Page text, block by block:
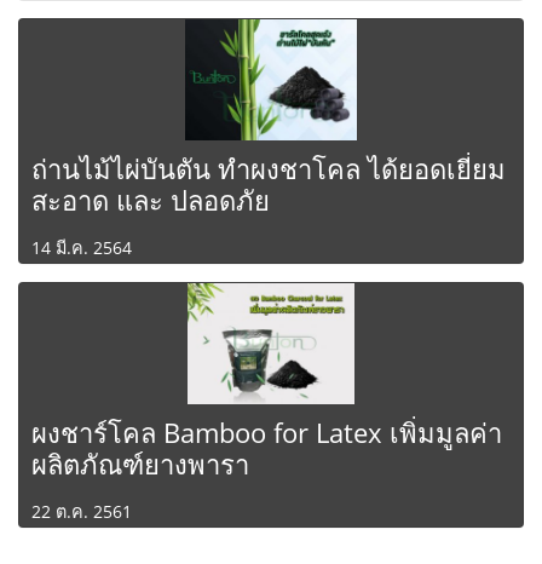
ถ่านไม้ไผ่บันตัน ทำผงชาโคล ได้ยอดเยี่ยม
สะอาด และ ปลอดภัย
14 มี.ค. 2564
ผงชาร์โคล Bamboo for Latex เพิ่มมูลค่า
ผลิตภัณฑ์ยางพารา
22 ต.ค. 2561